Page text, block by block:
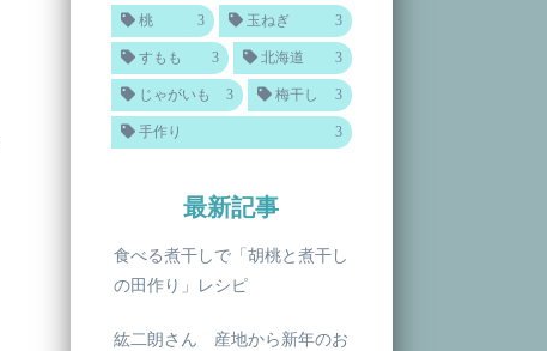
桃 3 玉ねぎ 3
すもも 3 北海道 3
じゃがいも 3 梅干し 3
手作り 3
最新記事
食べる煮干しで「胡桃と煮干し
の田作り」レシピ
紘二朗さん 産地から新年のお